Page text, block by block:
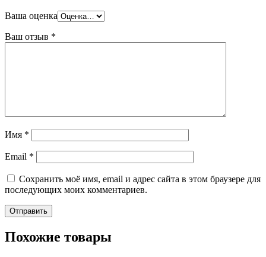
Ваша оценка
Ваш отзыв *
Имя *
Email *
Сохранить моё имя, email и адрес сайта в этом браузере для
последующих моих комментариев.
Похожие товары